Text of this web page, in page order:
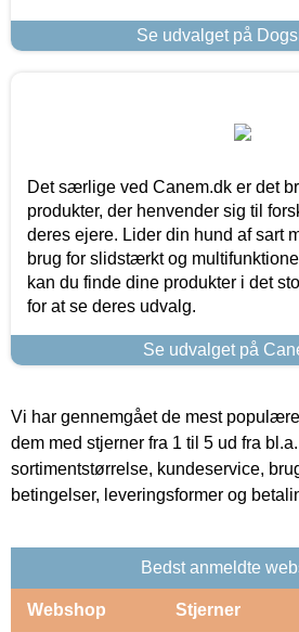
Se udvalget på
Det særlige ved Canem.dk er det
produkter, der henvender sig til
deres ejere. Lider din hund af sart
brug for slidstærkt og
kan du finde dine produkter i det
for at se deres udvalg.
Se udvalget på
Vi har gennemgået de mest
dem med stjerner fra 1 til 5 ud fra
sortimentstørrelse, kundeservice,
betingelser, leveringsformer og
Bedst anmeldte
Webshop Stjerner